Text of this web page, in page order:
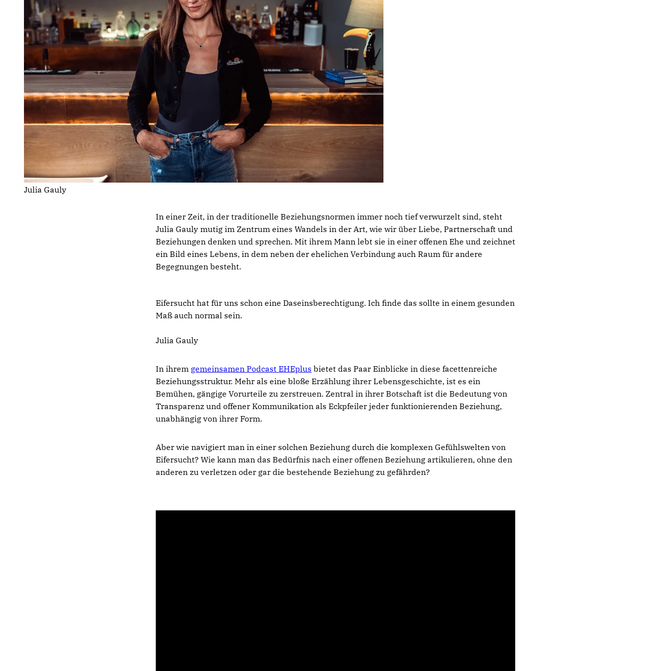
Julia Gauly
In einer Zeit, in der traditionelle Beziehungsnormen immer noch tief verwurzelt sind, steht
Julia Gauly mutig im Zentrum eines Wandels in der Art, wie wir über Liebe, Partnerschaft und
Beziehungen denken und sprechen. Mit ihrem Mann lebt sie in einer offenen Ehe und zeichnet
ein Bild eines Lebens, in dem neben der ehelichen Verbindung auch Raum für andere
Begegnungen besteht.
Eifersucht hat für uns schon eine Daseinsberechtigung. Ich finde das sollte in einem gesunden
Maß auch normal sein.
Julia Gauly
In ihrem gemeinsamen Podcast EHEplus bietet das Paar Einblicke in diese facettenreiche
Beziehungsstruktur. Mehr als eine bloße Erzählung ihrer Lebensgeschichte, ist es ein
Bemühen, gängige Vorurteile zu zerstreuen. Zentral in ihrer Botschaft ist die Bedeutung von
Transparenz und offener Kommunikation als Eckpfeiler jeder funktionierenden Beziehung,
unabhängig von ihrer Form.
Aber wie navigiert man in einer solchen Beziehung durch die komplexen Gefühlswelten von
Eifersucht? Wie kann man das Bedürfnis nach einer offenen Beziehung artikulieren, ohne den
anderen zu verletzen oder gar die bestehende Beziehung zu gefährden?